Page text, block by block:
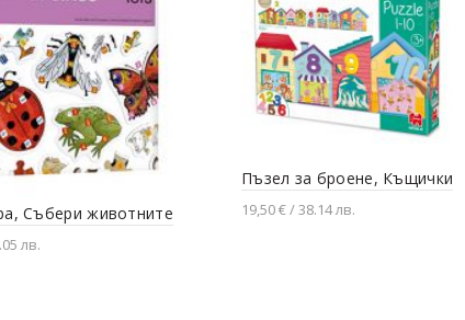
Събери животните
лв.
Пъзел за броене, Къщички
19,50 € / 38.14 лв.